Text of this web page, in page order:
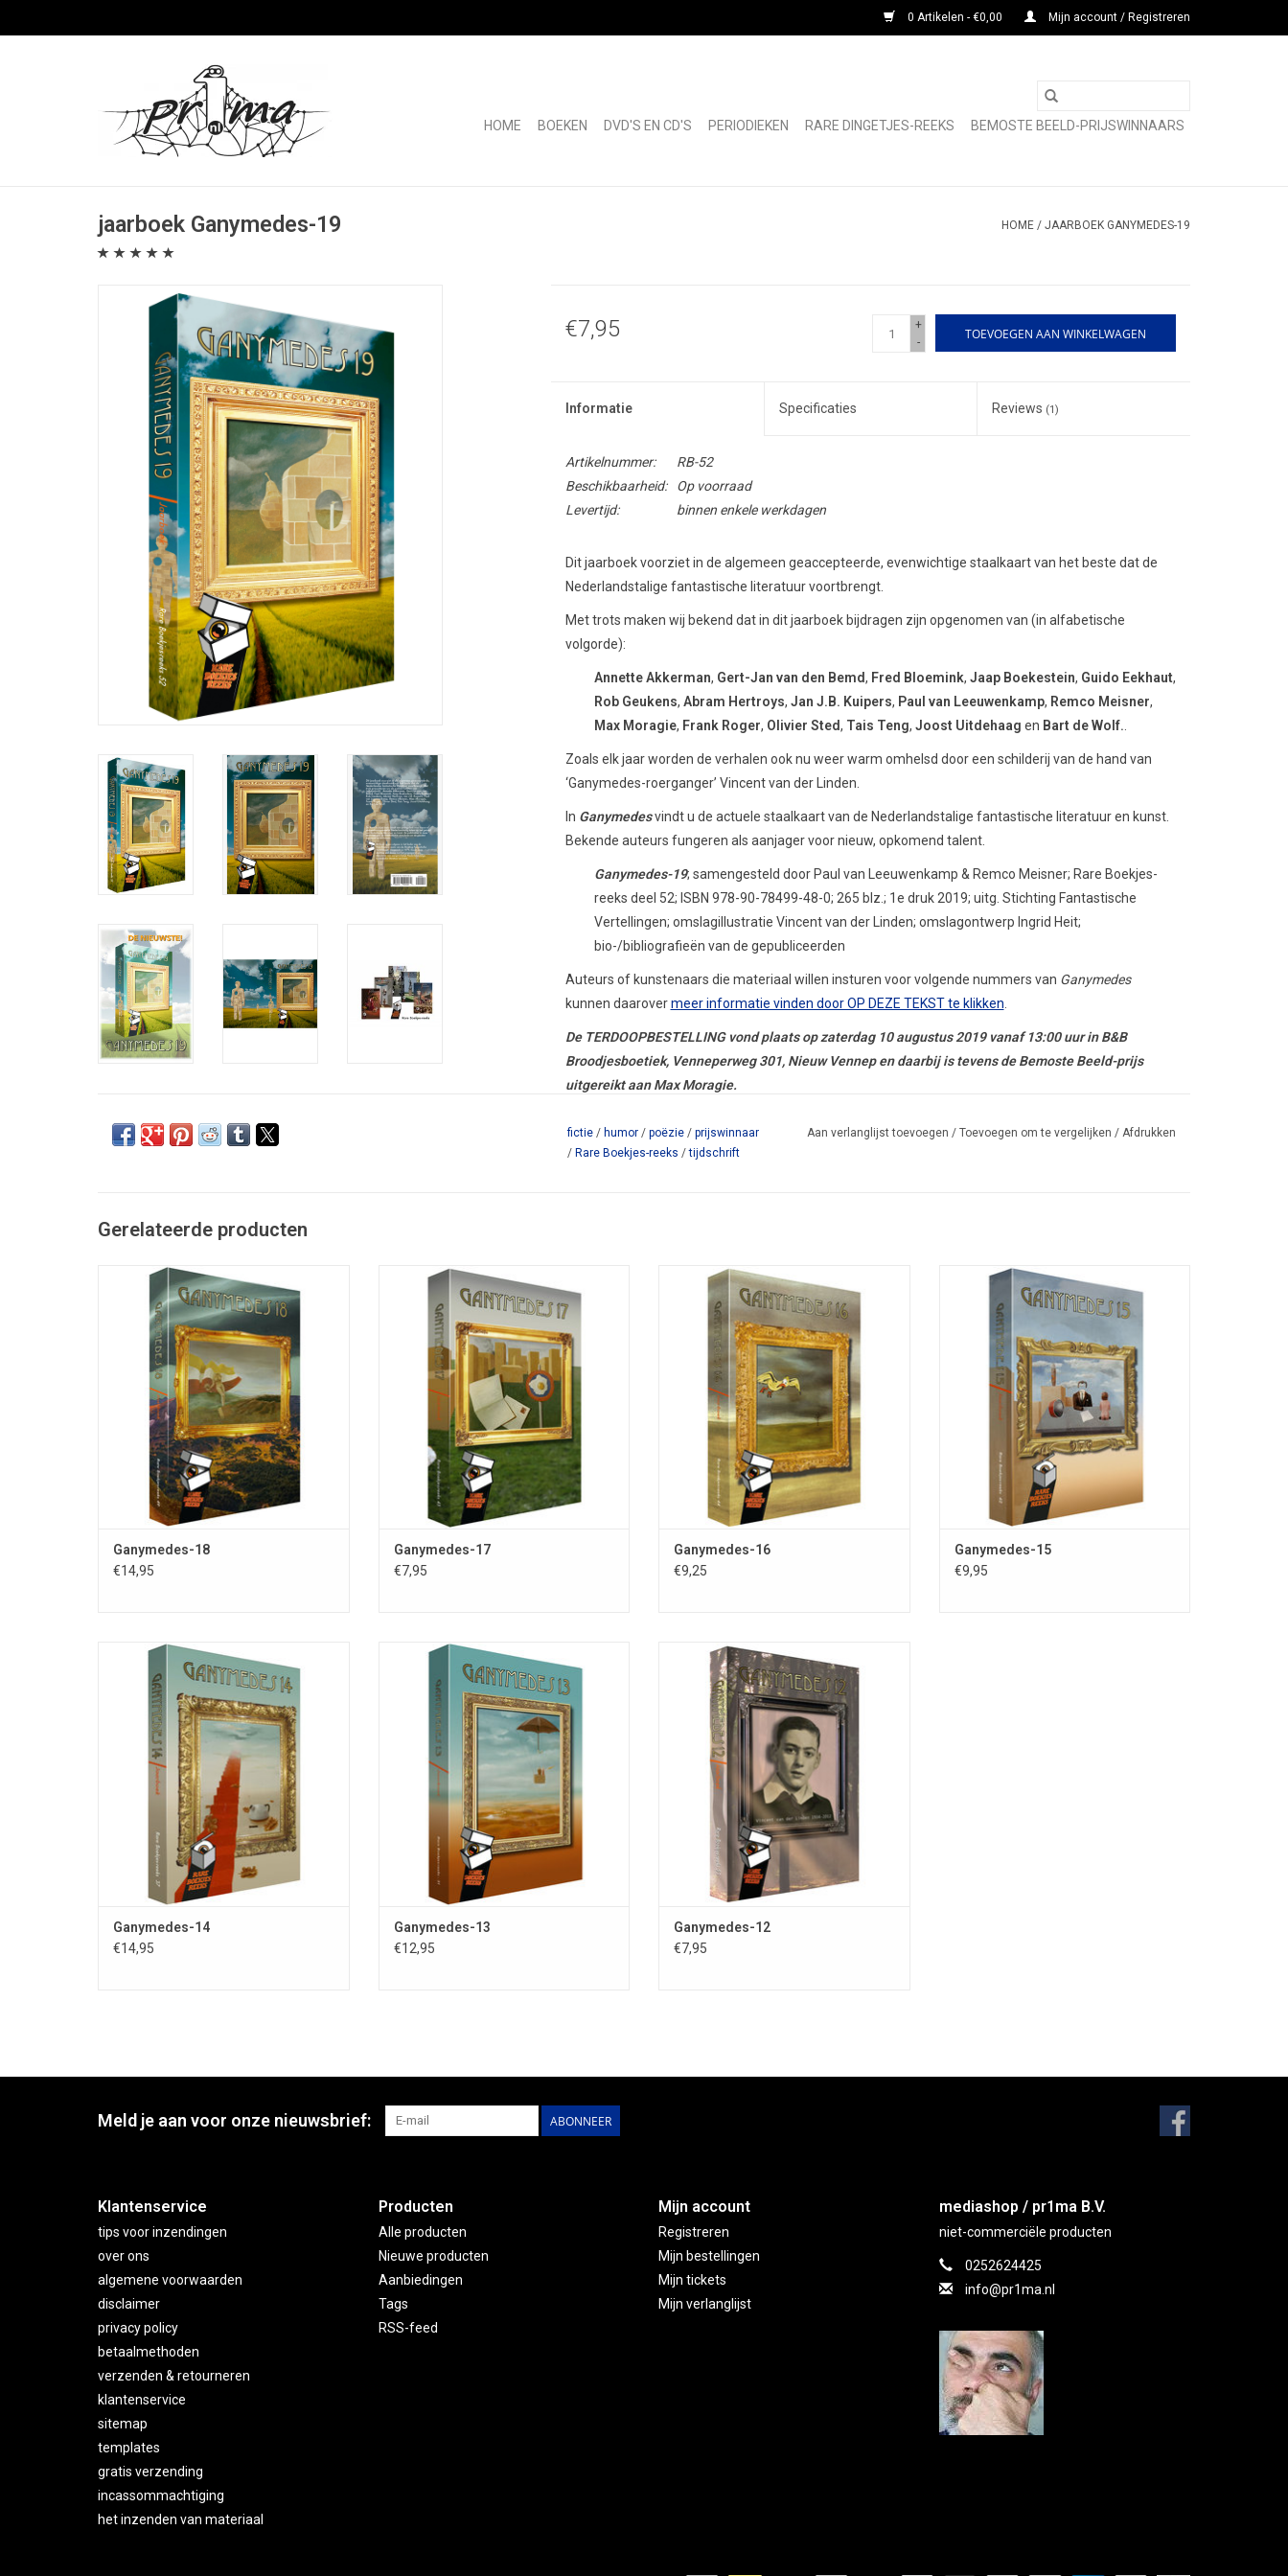
0 Artikelen - €0,00 Mijn account / Registreren
HOME BOEKEN DVD'S EN CD'S PERIODIEKEN RARE DINGETJES-REEKS BEMOSTE BEELD-PRIJSWINNAARS
jaarboek Ganymedes-19 HOME / JAARBOEK GANYMEDES-19
€7,95
+
-
TOEVOEGEN AAN WINKELWAGEN
Informatie Specificaties Reviews (1)
Artikelnummer:
RB-52
Beschikbaarheid:
Op voorraad
Levertijd:
binnen enkele werkdagen
Dit jaarboek voorziet in de algemeen geaccepteerde, evenwichtige staalkaart van het beste dat de
Nederlandstalige fantastische literatuur voortbrengt.
Met trots maken wij bekend dat in dit jaarboek bijdragen zijn opgenomen van (in alfabetische
volgorde):
Annette Akkerman, Gert-Jan van den Bemd, Fred Bloemink, Jaap Boekestein, Guido Eekhaut,
Rob Geukens, Abram Hertroys, Jan J.B. Kuipers, Paul van Leeuwenkamp, Remco Meisner,
Max Moragie, Frank Roger, Olivier Sted, Tais Teng, Joost Uitdehaag en Bart de Wolf.
Zoals elk jaar worden de verhalen ook nu weer warm omhelsd door een schilderij van de hand van
‘Ganymedes-roerganger’ Vincent van der Linden.
In Ganymedesvindt u de actuele staalkaart van de Nederlandstalige fantastische literatuur en kunst.
Bekende auteurs fungeren als aanjager voor nieuw, opkomend talent.
Ganymedes-19; samengesteld door Paul van Leeuwenkamp & Remco Meisner; Rare Boekjes-
reeks deel 52; ISBN 978-90-78499-48-0; 265 blz.; 1e druk 2019; uitg. Stichting Fantastische
Vertellingen; omslagillustratie Vincent van der Linden; omslagontwerp Ingrid Heit;
bio-/bibliografieën van de gepubliceerden
Auteurs of kunstenaars die materiaal willen insturen voor volgende nummers van Ganymedes
kunnen daarovermeer informatie vinden door OP DEZE TEKST te klikken
De TERDOOPBESTELLING vond plaats op zaterdag 10 augustus 2019 vanaf 13:00 uur in B&B
Broodjesboetiek, Venneperweg 301, Nieuw Vennep en daarbij is tevens de Bemoste Beeld-prijs
uitgereikt aan Max Moragie.
Hieronder de trailer, die tijdens de druk bezochteTerdoopbestellingin 2019 werd vervaardigd:
s-reeks
kunst. De publicaties in deze reeks beogen de
creativiteit te stimuleren en de geesten
maximaal te verruimen.
fictie / humor / poëzie / prijswinnaar
/ Rare Boekjes-reeks /tijdschrift
Aan verlanglijst toevoegen / Toevoegen om te vergelijken / Afdrukken
Gerelateerde producten
Ganymedes-18; 2e druk; Rare Boekjes-
reeks deel 49; ISBN 978-90-78499-43-5; 352
blz.; uitg. St. Fantastische Vertellingen;
omslagill. Vincent van der Linden;
omslagontw. Ingrid Heit; bio-/bibliografieën
TOEVOEGEN AAN WINKELWAGEN
Ganymedes-18
€14,95
Ganymedes-17; Rare Boekjes-reeks deel
45; ISBN 978-90-78499-39-8; 300 blz.; 1e
druk 2017; uitg. Stichting Fantastische
Vertellingen; omslagillustratie Vincent van
der Linden; omslagontwerp Ingrid Heit;
bio-/bibliografieën
TOEVOEGEN AAN WINKELWAGEN
Ganymedes-17
€7,95
Ganymedes-16; Rare Boekjes-reeks deel
44; ISBN 978-90-78499-35-0; 360 blz.; 2e
druk 2016; uitg. Stichting Fantastische
Vertellingen; omslagillustratie Vincent van
der Linden; omslagontwerp Eduard&Eva;
bio-/bibliografieën van 24 gepubliceerden.
TOEVOEGEN AAN WINKELWAGEN
Ganymedes-16
€9,25
Ganymedes-15; Rare Boekjes-reeks deel
42; ISBN 978-90-78499-29-9; 355 blz.; 1e
druk 2015; uitg. Stichting Fantastische
Vertellingen; omslagillustratie Vincent van
der Linden; omslagontwerp Eduard&Eva;
bio-/bibliografieën van 22 gepubliceerden.
TOEVOEGEN AAN WINKELWAGEN
Ganymedes-15
€9,95
Ganymedes-14; samenst. Paul van
Leeuwenkamp & Remco Meisner; Rare
Boekjes-reeks 37; ISBN 978-90-78499-24-4;
354 blz.; uitg. St. Fantastische Vertellingen;
omslagill. Vincent van der Linden;
omslagontw. Eduard&Eva; bio-/bibliografieën
van Gepubliceerden
TOEVOEGEN AAN WINKELWAGEN
Ganymedes-14
€14,95
In de DERDE DRUK van het jaarboek
Ganymedes-13 vindt u de staalkaart van de
actuele fantastische korte verhalen, poëzie
en kunstuitingen van het afgelopen jaar.
Voorzien van korte biografieën van de
auteurs/kunstenaars.
TOEVOEGEN AAN WINKELWAGEN
Ganymedes-13
€12,95
Ganymedes-12; Rare Boekjes-reeks 53;
ISBN 978-90-78499-47-3; 231 blz.; 1e druk
2019; uitg. Stichting Fantastische
Vertellingen; omslagillustratie Vincent van
der Linden; omslagontwerp Ingrid Heit;
bio-/bibliografieën
TOEVOEGEN AAN WINKELWAGEN
Ganymedes-12
€7,95
Meld je aan voor onze nieuwsbrief: ABONNEER
Klantenservice
tips voor inzendingen
over ons
algemene voorwaarden
disclaimer
privacy policy
betaalmethoden
verzenden & retourneren
klantenservice
sitemap
templates
gratis verzending
incassommachtiging
het inzenden van materiaal
Producten
Alle producten
Nieuwe producten
Aanbiedingen
Tags
RSS-feed
Mijn account
Registreren
Mijn bestellingen
Mijn tickets
Mijn verlanglijst
mediashop / pr1ma B.V.
niet-commerciële producten
0252624425
info@pr1ma.nl